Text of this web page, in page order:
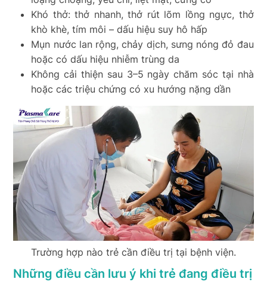
Khó thở: thở nhanh, thở rút lõm lồng ngực, thở
khò khè, tím môi – dấu hiệu suy hô hấp
Mụn nước lan rộng, chảy dịch, sưng nóng đỏ đau
hoặc có dấu hiệu nhiễm trùng da
Không cải thiện sau 3–5 ngày chăm sóc tại nhà
hoặc các triệu chứng có xu hướng nặng dần
Trường hợp nào trẻ cần điều trị tại bệnh viện.
Những điều cần lưu ý khi trẻ đang điều trị